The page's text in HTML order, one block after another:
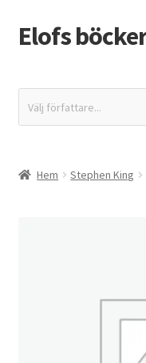
Hoppa
till
Hoppa
till
Elofs
Återbetalnings- och
Välj författare...
Hem Stephen King